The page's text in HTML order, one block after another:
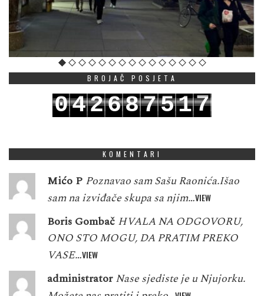
BROJAČ POSJETA
042687517
KOMENTARI
Mićo P Poznavao sam Sašu Raonića.Išao
sam na izviđače skupa sa njim…VIEW
Boris Gombač HVALA NA ODGOVORU,
ONO STO MOGU, DA PRATIM PREKO
VASE…VIEW
administrator Nase sjediste je u Njujorku.